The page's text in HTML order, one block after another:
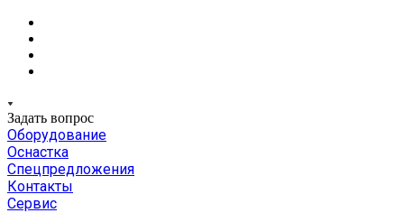
Задать вопрос
Оборудование
Оснастка
Спецпредложения
Контакты
Сервис